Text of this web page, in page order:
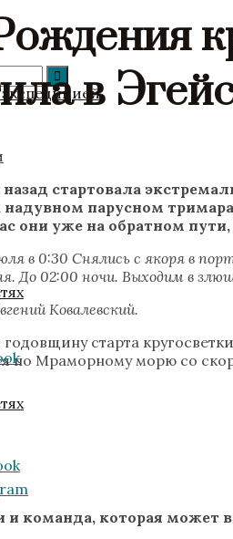
экспедициейв
стартовала
парусном
они уже на обратном
в 0:30 Снялись с якоря в
До 02:00 ночи. Выходим в
Ковалевский.
старта
по Мраморному морю со
и команда, которая может